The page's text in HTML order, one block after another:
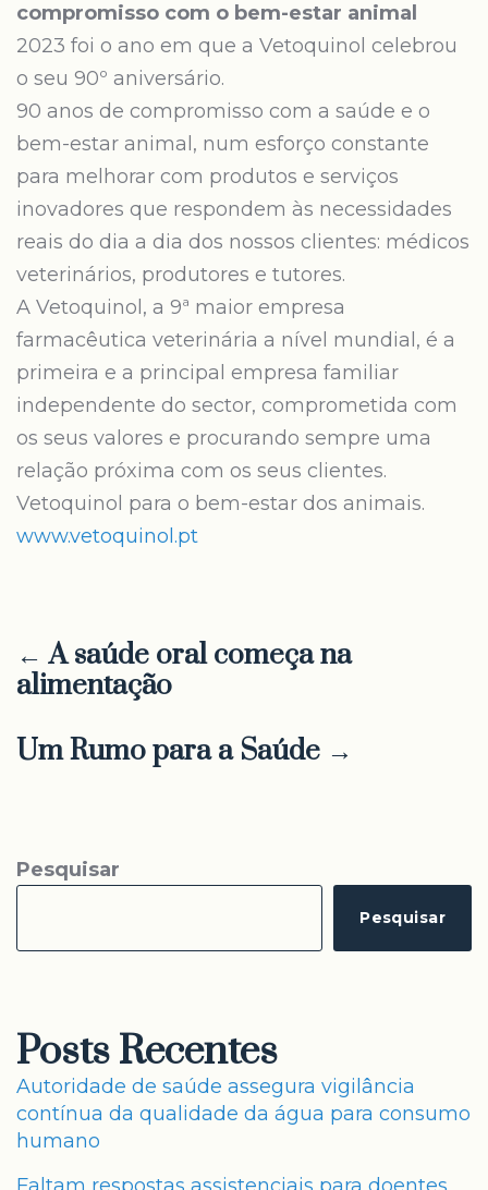
compromisso com o bem-estar animal
2023 foi o ano em que a Vetoquinol celebrou
o seu 90º aniversário.
90 anos de compromisso com a saúde e o
bem-estar animal, num esforço constante
para melhorar com produtos e serviços
inovadores que respondem às necessidades
reais do dia a dia dos nossos clientes: médicos
veterinários, produtores e tutores.
A Vetoquinol, a 9ª maior empresa
farmacêutica veterinária a nível mundial, é a
primeira e a principal empresa familiar
independente do sector, comprometida com
os seus valores e procurando sempre uma
relação próxima com os seus clientes.
Vetoquinol para o bem-estar dos animais.
www.vetoquinol.pt
← A saúde oral começa na
alimentação
Um Rumo para a Saúde →
Pesquisar
Pesquisar
Posts Recentes
Autoridade de saúde assegura vigilância
contínua da qualidade da água para consumo
humano